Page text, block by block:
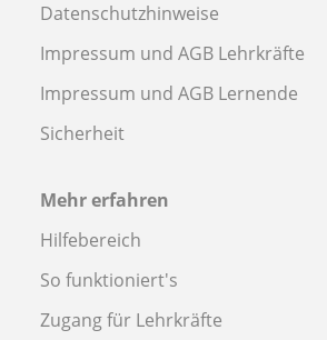
Datenschutzhinweise
Impressum und AGB Lehrkräfte
Impressum und AGB Lernende
Sicherheit
Mehr erfahren
Hilfebereich
So funktioniert's
Zugang für Lehrkräfte